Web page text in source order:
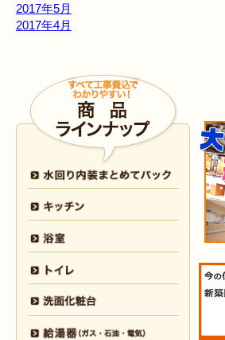
2017年5月
2017年4月